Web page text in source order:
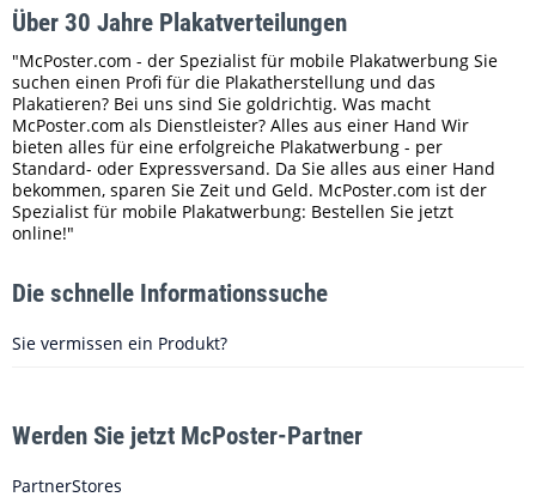
Über 30 Jahre Plakatverteilungen
"McPoster.com - der Spezialist für mobile Plakatwerbung Sie
suchen einen Profi für die Plakatherstellung und das
Plakatieren? Bei uns sind Sie goldrichtig. Was macht
McPoster.com als Dienstleister? Alles aus einer Hand Wir
bieten alles für eine erfolgreiche Plakatwerbung - per
Standard- oder Expressversand. Da Sie alles aus einer Hand
bekommen, sparen Sie Zeit und Geld. McPoster.com ist der
Spezialist für mobile Plakatwerbung: Bestellen Sie jetzt
online!"
Die schnelle Informationssuche
Sie vermissen ein Produkt?
Werden Sie jetzt McPoster-Partner
PartnerStores